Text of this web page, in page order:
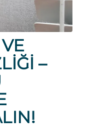
–